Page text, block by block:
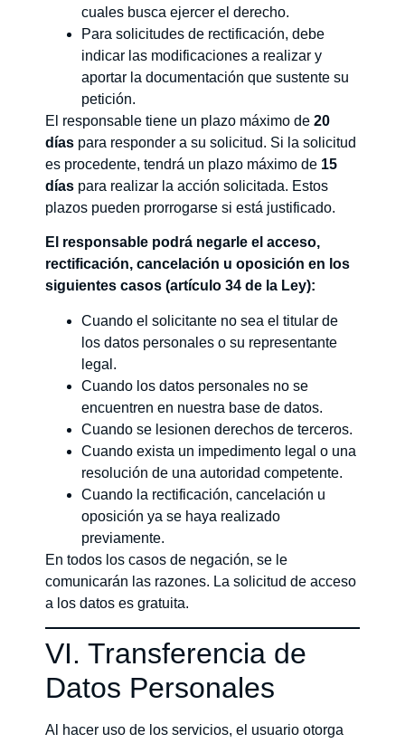
cuales busca ejercer el derecho.
Para solicitudes de rectificación, debe
indicar las modificaciones a realizar y
aportar la documentación que sustente su
petición.
El responsable tiene un plazo máximo de 20
días para responder a su solicitud. Si la solicitud
es procedente, tendrá un plazo máximo de 15
días para realizar la acción solicitada. Estos
plazos pueden prorrogarse si está justificado.
El responsable podrá negarle el acceso,
rectificación, cancelación u oposición en los
siguientes casos (artículo 34 de la Ley):
Cuando el solicitante no sea el titular de
los datos personales o su representante
legal.
Cuando los datos personales no se
encuentren en nuestra base de datos.
Cuando se lesionen derechos de terceros.
Cuando exista un impedimento legal o una
resolución de una autoridad competente.
Cuando la rectificación, cancelación u
oposición ya se haya realizado
previamente.
En todos los casos de negación, se le
comunicarán las razones. La solicitud de acceso
a los datos es gratuita.
VI. Transferencia de
Datos Personales
Al hacer uso de los servicios, el usuario otorga